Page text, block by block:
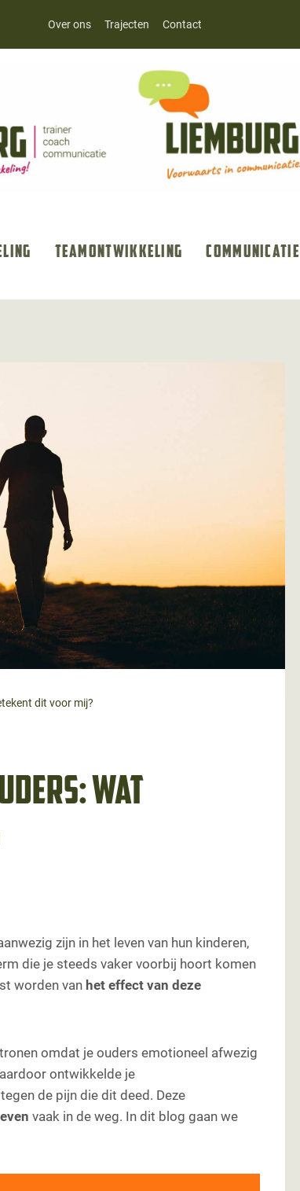
Over ons Trajecten Contact
Teamontwikkeling Communicatie
dit voor mij?
wat
zijn in het leven van hun kinderen,
die je steeds vaker voorbij hoort komen
worden van het effect van deze
omdat je ouders emotioneel afwezig
ontwikkelde je
de pijn die dit deed. Deze
vaak in de weg. In dit blog gaan we